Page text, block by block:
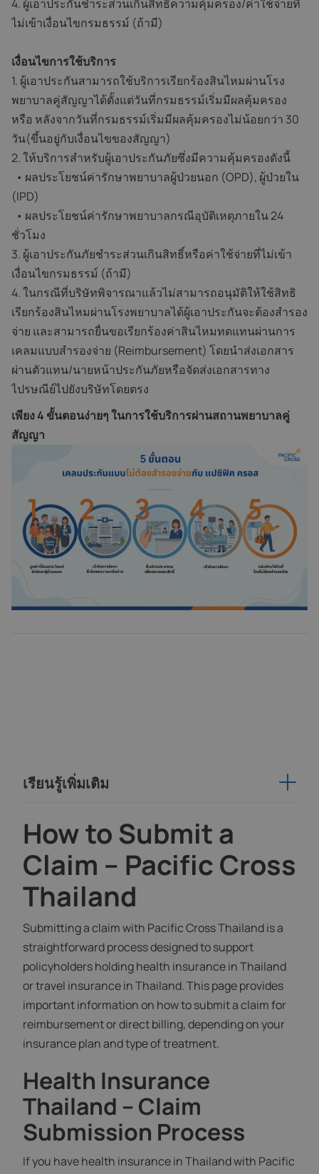
4. ผู้เอาประกันชำระส่วนเกินสิทธิ์ความคุ้มครอง/ค่าใช้จ่ายที่
ไม่เข้าเงื่อนไขกรมธรรม์ (ถ้ามี)
เงื่อนไขการใช้บริการ
1. ผู้เอาประกันสามารถใช้บริการเรียกร้องสินไหมผ่านโรง
พยาบาลคู่สัญญาได้ตั้งแต่วันที่กรมธรรม์เริ่มมีผลคุ้มครอง
หรือ หลังจากวันที่กรมธรรม์เริ่มมีผลคุ้มครองไม่น้อยกว่า 30
วัน(ขึ้นอยู่กับเงื่อนไขของสัญญา)
2. ให้บริการสำหรับผู้เอาประกันภัยซึ่งมีความคุ้มครองดังนี้
• ผลประโยชน์ค่ารักษาพยาบาลผู้ป่วยนอก (OPD), ผู้ป่วยใน
(IPD)
• ผลประโยชน์ค่ารักษาพยาบาลกรณีอุบัติเหตุภายใน 24
ชั่วโมง
3. ผู้เอาประกันภัยชำระส่วนเกินสิทธิ์หรือค่าใช้จ่ายที่ไม่เข้า
เงื่อนไขกรมธรรม์ (ถ้ามี)
4. ในกรณีที่บริษัทพิจารณาแล้วไม่สามารถอนุมัติให้ใช้สิทธิ
เรียกร้องสินไหมผ่านโรงพยาบาลได้ผู้เอาประกันจะต้องสำรอง
จ่าย และสามารถยื่นขอเรียกร้องค่าสินไหมทดแทนผ่านการ
เคลมแบบสำรองจ่าย (Reimbursement) โดยนำส่งเอกสาร
ผ่านตัวแทน/นายหน้าประกันภัยหรือจัดส่งเอกสารทาง
ไปรษณีย์ไปยังบริษัทโดยตรง
เพียง 4 ขั้นตอนง่ายๆ ในการใช้บริการผ่านสถานพยาบาลคู่
สัญญา
เรียนรู้เพิ่มเติม
How to Submit a
Claim – Pacific Cross
Thailand
Submitting a claim with Pacific Cross Thailand is a
straightforward process designed to support
policyholders holding health insurance in Thailand
or travel insurance in Thailand. This page provides
important information on how to submit a claim for
reimbursement or direct billing, depending on your
insurance plan and type of treatment.
Health Insurance
Thailand – Claim
Submission Process
If you have health insurance in Thailand with Pacific